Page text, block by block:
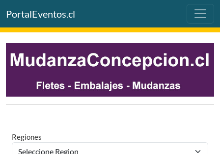
PortalEventos.cl
Regiones